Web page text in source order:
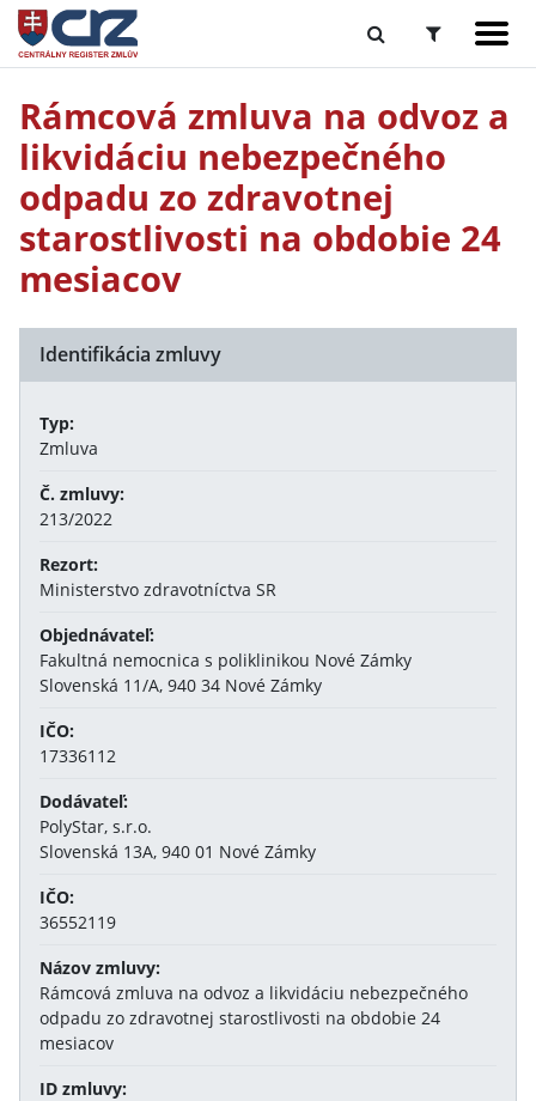
Rámcová zmluva na odvoz a
likvidáciu nebezpečného
odpadu zo zdravotnej
starostlivosti na obdobie 24
mesiacov
Identifikácia zmluvy
Typ:
Zmluva
Č. zmluvy:
213/2022
Rezort:
Ministerstvo zdravotníctva SR
Objednávateľ:
Fakultná nemocnica s poliklinikou Nové Zámky
Slovenská 11/A, 940 34 Nové Zámky
IČO:
17336112
Dodávateľ:
PolyStar, s.r.o.
Slovenská 13A, 940 01 Nové Zámky
IČO:
36552119
Názov zmluvy:
Rámcová zmluva na odvoz a likvidáciu nebezpečného
odpadu zo zdravotnej starostlivosti na obdobie 24
mesiacov
ID zmluvy: